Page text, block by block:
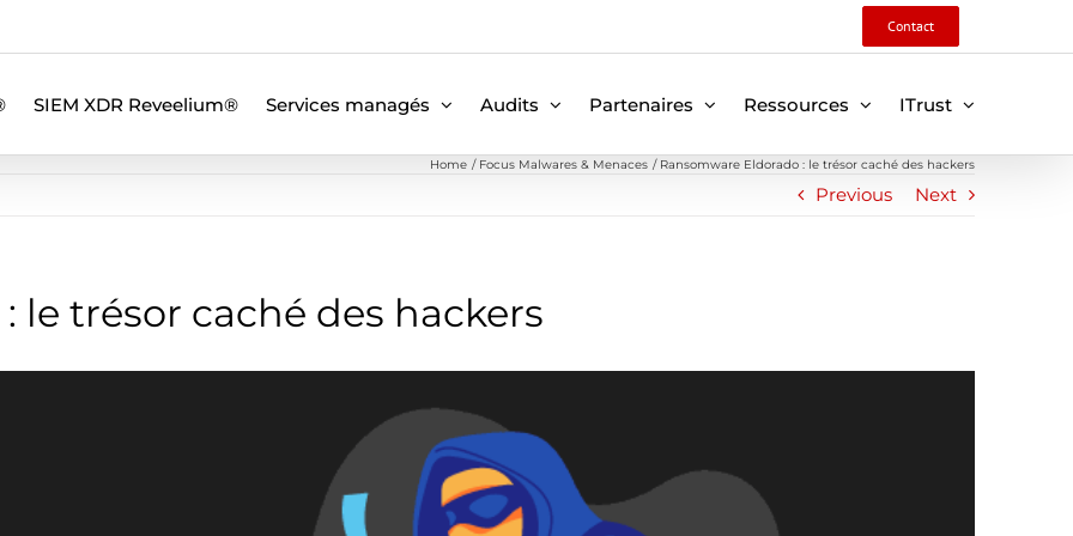
Contact
SIEM XDR Reveelium® Services managés Audits Partenaires Ressources ITrust
Home Focus Malwares & Menaces Ransomware Eldorado : le trésor caché des hackers
Previous Next
le trésor caché des hackers